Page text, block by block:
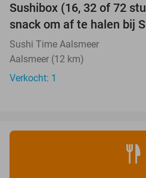
TODAY
Sushibox (16, 32 of 72
snack om af te halen bij
Sushi Time Aalsmeer
Aalsmeer (12 km)
Verkocht: 1